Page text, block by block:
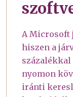
A Microsoft
hiszen a
nyomon
iránti